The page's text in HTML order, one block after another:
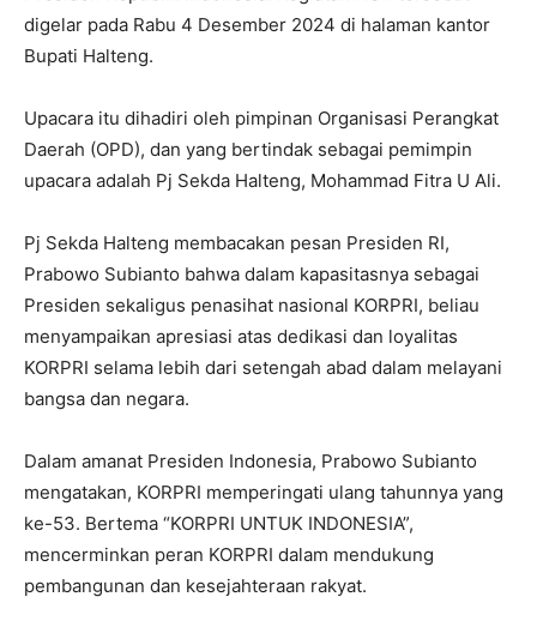
digelar pada Rabu 4 Desember 2024 di halaman kantor
Bupati Halteng.
Upacara itu dihadiri oleh pimpinan Organisasi Perangkat
Daerah (OPD), dan yang bertindak sebagai pemimpin
upacara adalah Pj Sekda Halteng, Mohammad Fitra U Ali.
Pj Sekda Halteng membacakan pesan Presiden RI,
Prabowo Subianto bahwa dalam kapasitasnya sebagai
Presiden sekaligus penasihat nasional KORPRI, beliau
menyampaikan apresiasi atas dedikasi dan loyalitas
KORPRI selama lebih dari setengah abad dalam melayani
bangsa dan negara.
Dalam amanat Presiden Indonesia, Prabowo Subianto
mengatakan, KORPRI memperingati ulang tahunnya yang
ke-53. Bertema “KORPRI UNTUK INDONESIA”,
mencerminkan peran KORPRI dalam mendukung
pembangunan dan kesejahteraan rakyat.